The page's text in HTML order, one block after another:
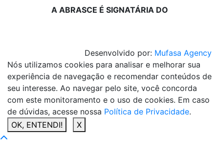
A ABRASCE É SIGNATÁRIA DO
Desenvolvido por: Mufasa Agency
Nós utilizamos cookies para analisar e melhorar sua
experiência de navegação e recomendar conteúdos de
seu interesse. Ao navegar pelo site, você concorda
com este monitoramento e o uso de cookies. Em caso
de dúvidas, acesse nossa Política de Privacidade.
OK, ENTENDI!
X